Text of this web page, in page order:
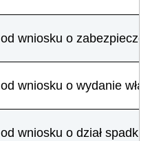
od wniosku o
od wniosku o wydanie
od wniosku o dział